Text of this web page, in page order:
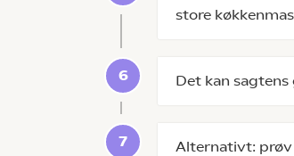
store
Det kan sagtens
Alternativt: prøv